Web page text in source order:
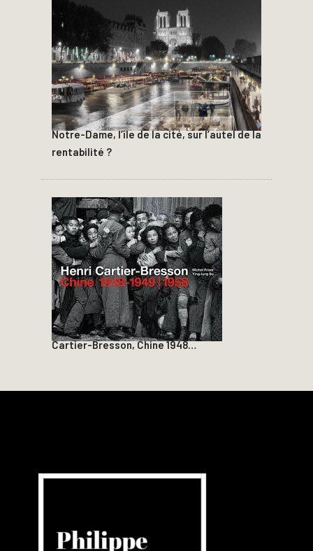
Notre-Dame, l’île de la cité, sur l’autel de la
rentabilité ?
Cartier-Bresson, Chine 1948…